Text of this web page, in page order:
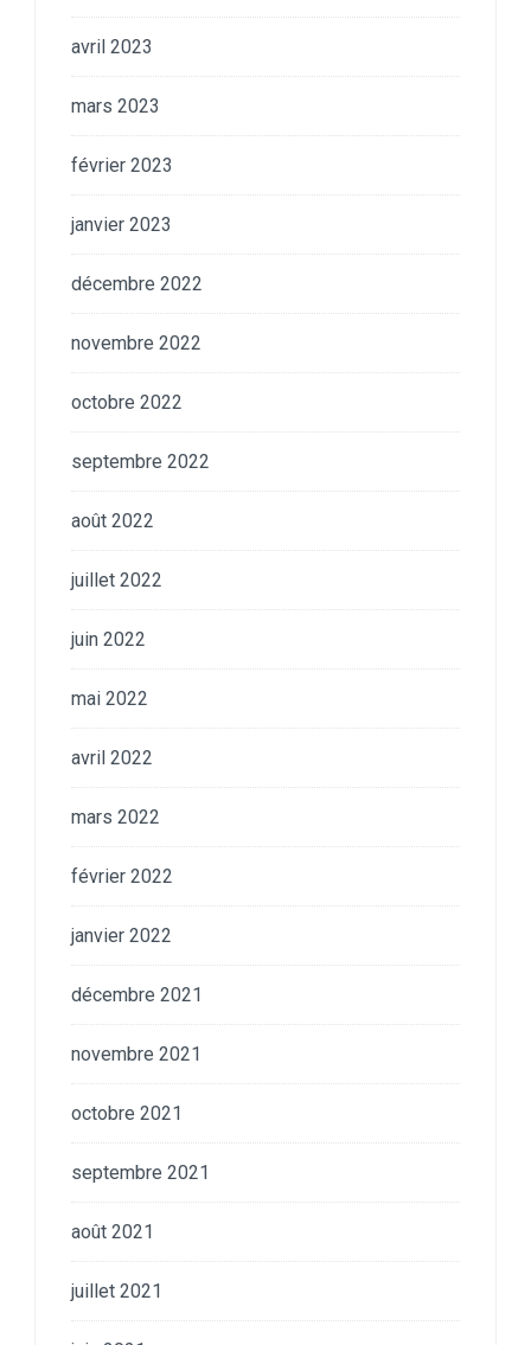
avril 2023
mars 2023
février 2023
janvier 2023
décembre 2022
novembre 2022
octobre 2022
septembre 2022
août 2022
juillet 2022
juin 2022
mai 2022
avril 2022
mars 2022
février 2022
janvier 2022
décembre 2021
novembre 2021
octobre 2021
septembre 2021
août 2021
juillet 2021